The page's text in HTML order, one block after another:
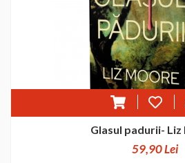
Glasul padurii-
59,90 Lei